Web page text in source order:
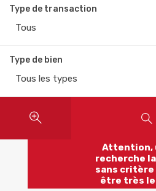
Type de transaction
Tous
Type de bien
Tous les types
Attention,
recherche
sans critère
être très